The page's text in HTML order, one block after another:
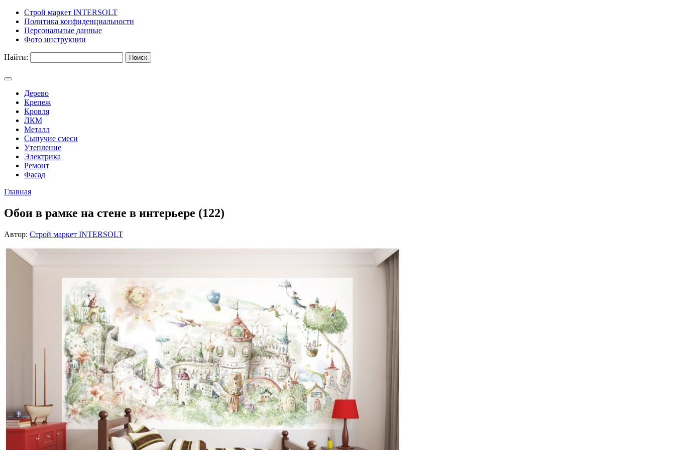
Строй маркет INTERSOLT
Политика конфиденциальности
Персональные данные
Фото инструкции
Найти:
Дерево
Крепеж
Кровля
ЛКМ
Металл
Сыпучие смеси
Утепление
Электрика
Ремонт
Фасад
Главная
Обои в рамке на стене в интерьере (122)
Автор: Строй маркет INTERSOLT